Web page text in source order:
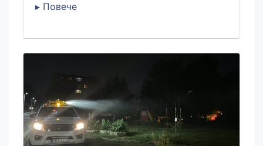
▸ Повече